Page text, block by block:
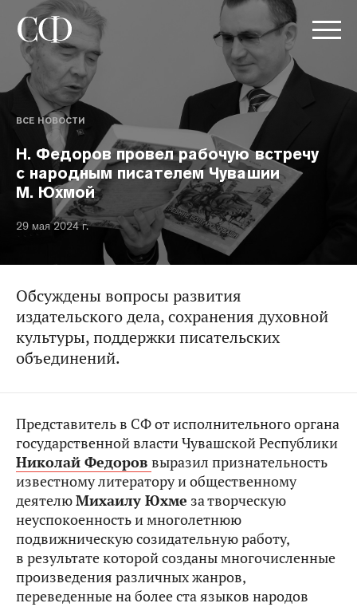
ВСЕ НОВОСТИ
Н. Федоров провел рабочую встречу
с народным писателем Чувашии
М. Юхмой
29 мая 2024 г.
Обсуждены вопросы развития
издательского дела, сохранения духовной
культуры, поддержки писательских
объединений.
Представитель в СФ от исполнительного органа
государственной власти Чувашской Республики
Николай Федоров выразил признательность
известному литератору и общественному
деятелюМихаилу Юхме за творческую
неуспокоенность и многолетнюю
подвижническую созидательную работу,
в результате которой созданы многочисленные
произведения различных жанров,
переведенные на более ста языков народов